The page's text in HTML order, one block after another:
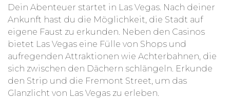
Dein Abenteuer startet in Las Vegas. Nach deiner
Ankunft hast du die Möglichkeit, die Stadt auf
eigene Faust zu erkunden. Neben den Casinos
bietet Las Vegas eine Fülle von Shops und
aufregenden Attraktionen wie Achterbahnen, die
sich zwischen den Dächern schlängeln. Erkunde
den Strip und die Fremont Street, um das
Glanzlicht von Las Vegas zu erleben.